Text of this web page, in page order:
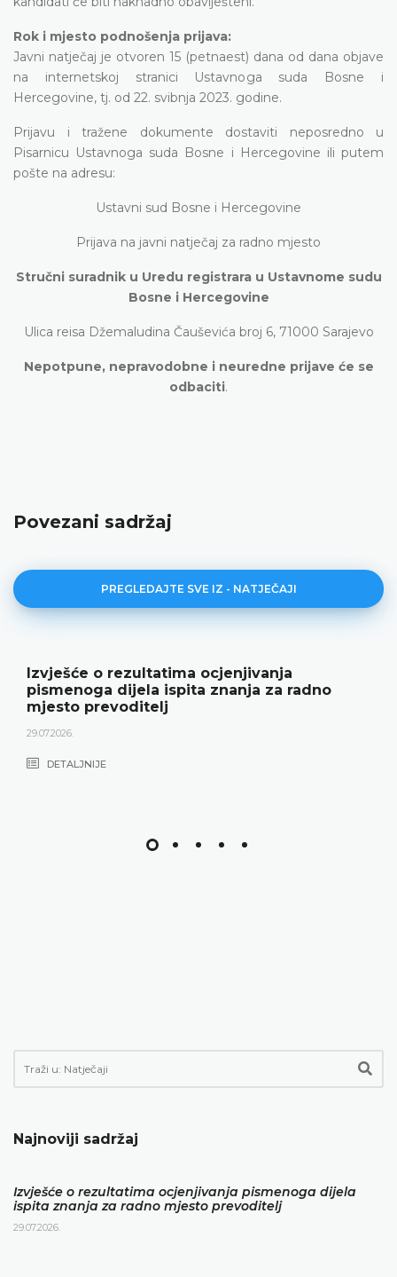
Rok i mjesto podnošenja prijava:
Javni natječaj je otvoren 15 (petnaest) dana od dana objave
na internetskoj stranici Ustavnoga suda Bosne i
Hercegovine, tj. od 22. svibnja 2023. godine.
Prijavu i tražene dokumente dostaviti neposredno u
Pisarnicu Ustavnoga suda Bosne i Hercegovine ili putem
pošte na adresu:
Ustavni sud Bosne i Hercegovine
Prijava na javni natječaj za radno mjesto
Stručni suradnik u Uredu registrara u Ustavnome sudu
Bosne i Hercegovine
Ulica reisa Džemaludina Čauševića broj 6, 71000 Sarajevo
Nepotpune, nepravodobne i neuredne prijave će se
odbaciti.
Povezani sadržaj
PREGLEDAJTE SVE IZ - NATJEČAJI
ocjenjivanja
ispita znanja za radno
Javni natječaj
22.06.2026.
Najnoviji sadržaj
Izvješće o rezultatima ocjenjivanja pismenoga dijela
ispita znanja za radno mjesto prevoditelj
29.07.2026.